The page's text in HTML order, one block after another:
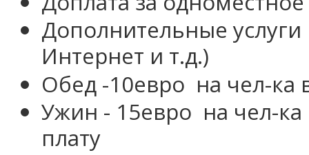
Дополнительные
Интернет и т.д.)
Обед -10евро на чел-ка
Ужин - 15евро на чел-
плату